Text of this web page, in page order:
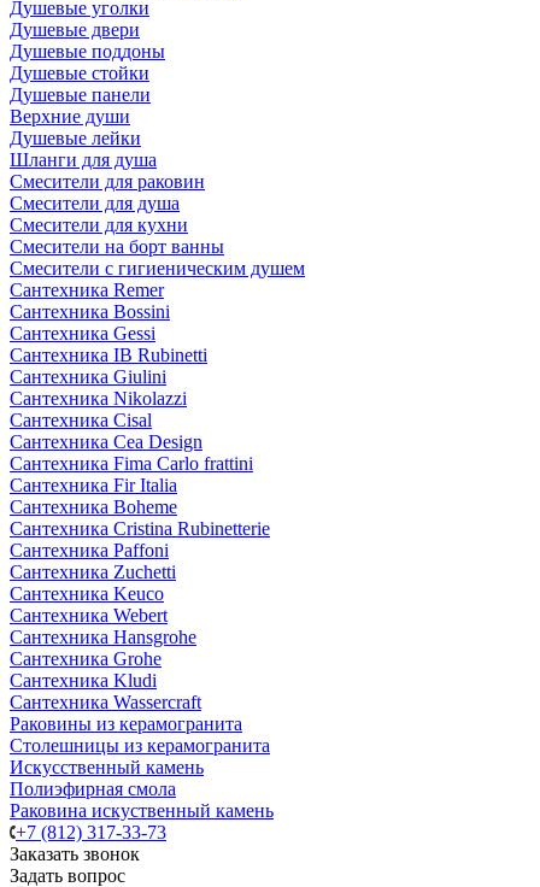
Душевые уголки
Душевые двери
Душевые поддоны
Душевые стойки
Душевые панели
Верхние души
Душевые лейки
Шланги для душа
Смесители для раковин
Смесители для душа
Смесители для кухни
Смесители на борт ванны
Смесители с гигиеническим душем
Сантехника Remer
Сантехника Bossini
Сантехника Gessi
Сантехника IB Rubinetti
Сантехника Giulini
Сантехника Nikolazzi
Сантехника Cisal
Сантехника Cea Design
Сантехника Fima Carlo frattini
Сантехника Fir Italia
Сантехника Boheme
Сантехника Cristina Rubinetterie
Сантехника Paffoni
Сантехника Zuchetti
Сантехника Keuco
Сантехника Webert
Сантехника Hansgrohe
Сантехника Grohe
Сантехника Kludi
Сантехника Wassercraft
Раковины из керамогранита
Столешницы из керамогранита
Искусственный камень
Полиэфирная смола
Раковина искуственный камень
+7 (812) 317-33-73
Заказать звонок
Задать вопрос